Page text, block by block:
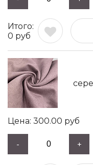
0 руб
300.00 руб
- +